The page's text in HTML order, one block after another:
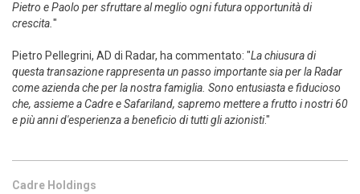
Pietro e Paolo per sfruttare al meglio ogni futura opportunità di
crescita. "
Pietro Pellegrini, AD di Radar, ha commentato: "La chiusura di
questa transazione rappresenta un passo importante sia per la Radar
come azienda che per la nostra famiglia. Sono entusiasta e fiducioso
che, assieme a Cadre e Safariland, sapremo mettere a frutto i nostri 60
e più anni d'esperienza a beneficio di tutti gli azionisti."
Cadre Holdings